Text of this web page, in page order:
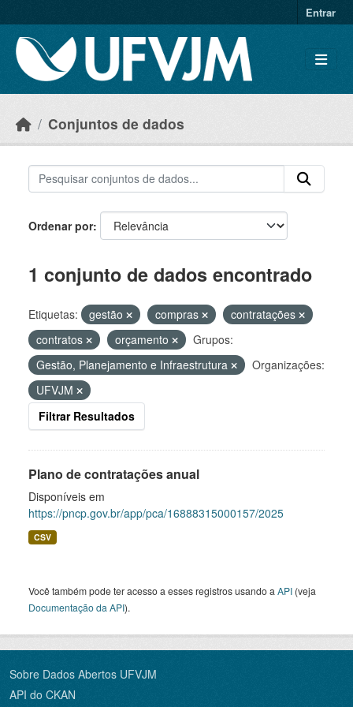
Entrar
Conjuntos de dados
Ordenar por
1 conjunto de dados encontrado
Etiquetas: gestão compras
contratações
contratos
orçamento
Grupos:
Gestão, Planejamento e Infraestrutura
Organizações:
UFVJM
Filtrar Resultados
Plano de contratações anual
Disponíveis em
https://pncp.gov.br/app/pca/16888315000157/2025
CSV
Você também pode ter acesso a esses registros usando a API (veja
Documentação da API).
Sobre Dados Abertos UFVJM
API do CKAN